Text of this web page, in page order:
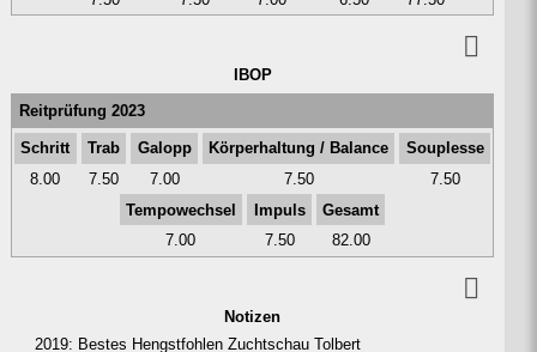
IBOP
Reitprüfung 2023
Schritt
8.00
Trab
7.50
Galopp
7.00
Kör­perhal­tung / Balance
7.50
Sou­plesse
7.50
Tempo­wechsel
7.00
Impuls
7.50
Gesamt
82.00
Notizen
2019: Bestes Hengstfohlen Zuchtschau Tolbert